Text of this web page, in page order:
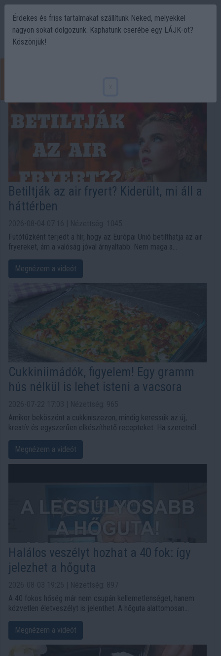
Betiltják az air fryert? Kiderült, mi áll a
háttérben
Futótűzként terjedt a hír, hogy az Európai Unió betilthatja az air
fryereket, ám a valóság jóval árnyaltabb. Nem maga a
tapadásmentes bevonatokban alkalmazott PFAS-vegyületek
jövője vált kérdésessé.
Megnézem a videót
Cukkiniimádók, figyelem! Egy gramm
hús nélkül is lehet isteni a vacsora
Amikor beköszönt a cukkiniszezon, mindig keressük az új,
kreatív és egyszerűen elkészíthető recepteket. Ha szeretnél
finomságot tálalni – húsmentesen –, akkor ezeket a sütőben sült
cukkinis egytálételeket neked találták ki!
Megnézem a videót
Halálos veszélyt hozhat a 40 fok: így
jelezhet a hőguta
A 40 fokos hőség már nem csupán kellemetlenséget, hanem
közvetlen életveszélyt is jelenthet. A hőguta alattomosan
pedig azt jelezheti, hogy azonnali orvosi segítségre van
szükség.
Megnézem a videót
Érdekes és friss tartalmakat szállítunk Neked, melyekkel
nagyon sokat dolgozunk. Kaphatunk cserébe egy LÁJK-ot?
Köszönjük!